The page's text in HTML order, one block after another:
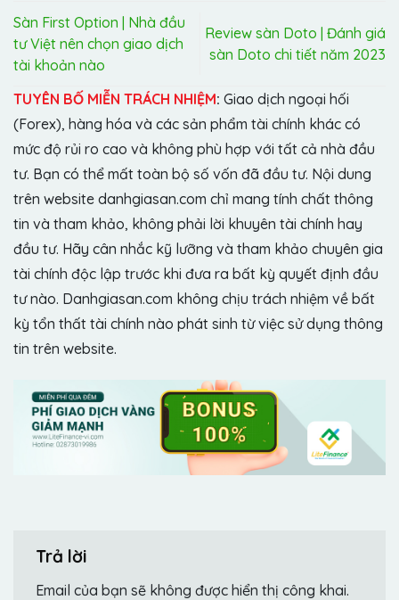
Sàn First Option | Nhà đầu
tư Việt nên chọn giao dịch
tài khoản nào
Review sàn Doto | Đánh giá
sàn Doto chi tiết năm 2023
TUYÊN BỐ MIỄN TRÁCH NHIỆM: Giao dịch ngoại hối
(Forex), hàng hóa và các sản phẩm tài chính khác có
mức độ rủi ro cao và không phù hợp với tất cả nhà đầu
tư. Bạn có thể mất toàn bộ số vốn đã đầu tư. Nội dung
trên website danhgiasan.com chỉ mang tính chất thông
tin và tham khảo, không phải lời khuyên tài chính hay
đầu tư. Hãy cân nhắc kỹ lưỡng và tham khảo chuyên gia
tài chính độc lập trước khi đưa ra bất kỳ quyết định đầu
tư nào. Danhgiasan.com không chịu trách nhiệm về bất
kỳ tổn thất tài chính nào phát sinh từ việc sử dụng thông
tin trên website.
Trả lời
Email của bạn sẽ không được hiển thị công khai.